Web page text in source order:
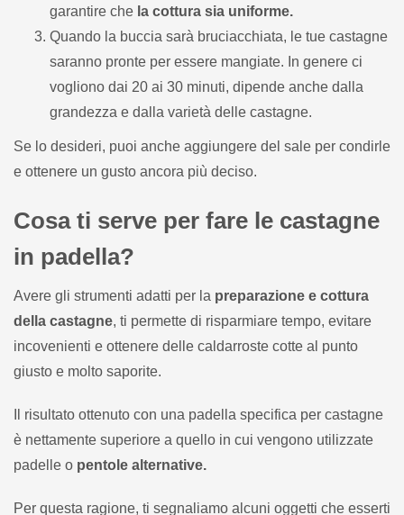
garantire che la cottura sia uniforme.
Quando la buccia sarà bruciacchiata, le tue castagne
saranno pronte per essere mangiate. In genere ci
vogliono dai 20 ai 30 minuti, dipende anche dalla
grandezza e dalla varietà delle castagne.
Se lo desideri, puoi anche aggiungere del sale per condirle
e ottenere un gusto ancora più deciso.
Cosa ti serve per fare le castagne
in padella?
Avere gli strumenti adatti per la preparazione e cottura
della castagne, ti permette di risparmiare tempo, evitare
incovenienti e ottenere delle caldarroste cotte al punto
giusto e molto saporite.
Il risultato ottenuto con una padella specifica per castagne
è nettamente superiore a quello in cui vengono utilizzate
padelle o pentole alternative.
Per questa ragione, ti segnaliamo alcuni oggetti che esserti